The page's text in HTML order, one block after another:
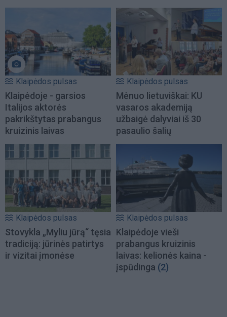
Klaipėdos pulsas
Klaipėdoje - garsios
Italijos aktorės
pakrikštytas prabangus
kruizinis laivas
Klaipėdos pulsas
Mėnuo lietuviškai: KU
vasaros akademiją
užbaigė dalyviai iš 30
pasaulio šalių
Klaipėdos pulsas
Stovykla „Myliu jūrą“ tęsia
tradiciją: jūrinės patirtys
ir vizitai įmonėse
Klaipėdos pulsas
Klaipėdoje vieši
prabangus kruizinis
laivas: kelionės kaina -
įspūdinga (2)